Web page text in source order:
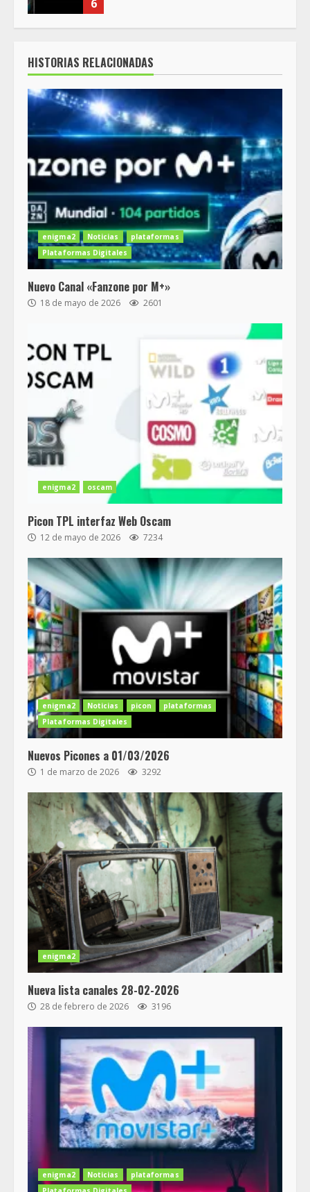
6
HISTORIAS RELACIONADAS
enigma2 Noticias
plataformas
Plataformas Digitales
Nuevo Canal «Fanzone por M+»
18 de mayo de 2026 2601
enigma2 oscam
Picon TPL interfaz Web Oscam
12 de mayo de 2026 7234
enigma2 Noticias picon
plataformas
Plataformas Digitales
Nuevos Picones a 01/03/2026
1 de marzo de 2026 3292
enigma2
Nueva lista canales 28-02-2026
28 de febrero de 2026 3196
enigma2 Noticias
plataformas